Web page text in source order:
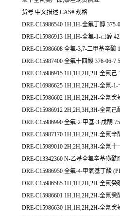
货号 中文描述 CAS# 规格
DRE-C15986540 1H,1H-全氟丁醇 375-
DRE-C15986913 1H,1H-全氟-1-己醇
DRE-C15986608 全氟-3,7-二甲基辛酸
DRE-C15987400 全氟十四酸 376-06-7
DRE-C15986915 1H,1H,2H,2H-全氟己
DRE-C16986625 1H,1H,2H,2H-全氟-1-
DRE-C15986602 1H,1H,2H,2H-全氟癸
DRE-C15986912 2H,2H,3H,3H-全氟己
DRE-C15986990 全氟-2-甲基-3-戊酮
DRE-C15987170 1H,1H,2H,2H-全氟辛
DRE-C15989010 2H,2H,3H,3H-全氟十
DRE-C13342360 N-乙基全氟辛基磺酰
DRE-C15986950 全氟-4-甲氧基丁酸
DRE-C15986585 1H,1H,2H,2H-全氟癸
DRE-C15986601 1H,1H,2H,2H-全氟癸
DRE-C15986630 1H,1H,2H,2H-全氟癸